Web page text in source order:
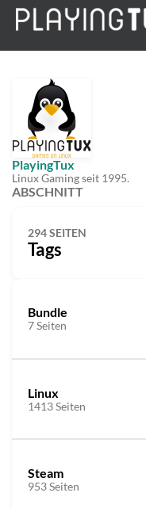
PlayingTux
Linux Gaming seit 1995.
ABSCHNITT
294 SEITEN
Tags
Bundle
7 Seiten
Linux
1413 Seiten
Steam
953 Seiten